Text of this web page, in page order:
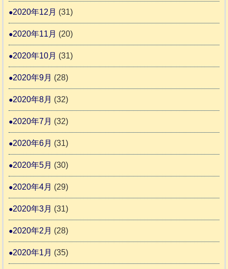
2020年12月 (31)
2020年11月 (20)
2020年10月 (31)
2020年9月 (28)
2020年8月 (32)
2020年7月 (32)
2020年6月 (31)
2020年5月 (30)
2020年4月 (29)
2020年3月 (31)
2020年2月 (28)
2020年1月 (35)